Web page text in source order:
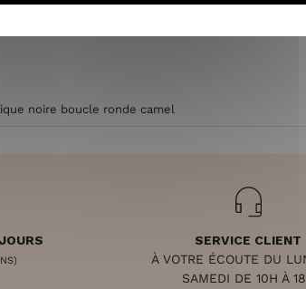
noire boucle ronde camel
SERVICE CLIENT
À VOTRE ÉCOUTE DU
SAMEDI DE 10H À